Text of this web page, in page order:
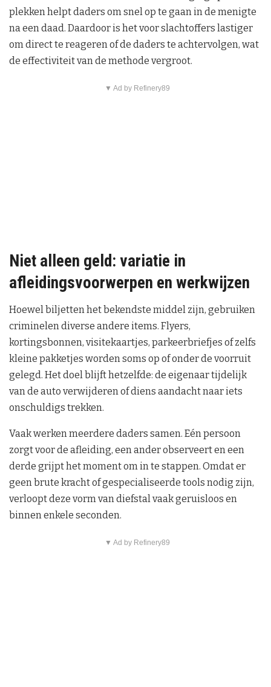
plekken helpt daders om snel op te gaan in de menigte
na een daad. Daardoor is het voor slachtoffers lastiger
om direct te reageren of de daders te achtervolgen, wat
de effectiviteit van de methode vergroot.
▼ Ad by Refinery89
Niet alleen geld: variatie in
afleidingsvoorwerpen en werkwijzen
Hoewel biljetten het bekendste middel zijn, gebruiken
criminelen diverse andere items. Flyers,
kortingsbonnen, visitekaartjes, parkeerbriefjes of zelfs
kleine pakketjes worden soms op of onder de voorruit
gelegd. Het doel blijft hetzelfde: de eigenaar tijdelijk
van de auto verwijderen of diens aandacht naar iets
onschuldigs trekken.
Vaak werken meerdere daders samen. Eén persoon
zorgt voor de afleiding, een ander observeert en een
derde grijpt het moment om in te stappen. Omdat er
geen brute kracht of gespecialiseerde tools nodig zijn,
verloopt deze vorm van diefstal vaak geruisloos en
binnen enkele seconden.
▼ Ad by Refinery89